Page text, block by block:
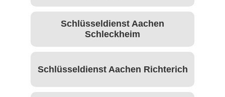
Schlüsseldienst Aachen
Schleckheim
Schlüsseldienst Aachen Richterich